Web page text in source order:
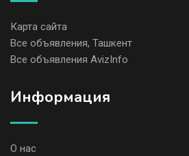
Карта сайта
Все объявления, Ташкент
Все объявления AvizInfo
Информация
О нас